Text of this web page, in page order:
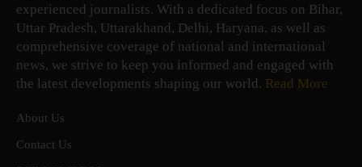
experienced journalists. With a dedicated focus on Bihar,
Uttar Pradesh, Uttarakhand, Delhi, Haryana, as well as
comprehensive coverage of national and international
news, we strive to keep you informed and engaged with
the latest developments shaping our world. Read More
About Us
Contact Us